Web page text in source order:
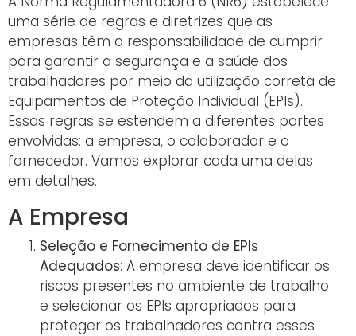
uma série de regras e diretrizes que as
empresas têm a responsabilidade de cumprir
para garantir a segurança e a saúde dos
trabalhadores por meio da utilização correta de
Equipamentos de Proteção Individual (EPIs).
Essas regras se estendem a diferentes partes
envolvidas: a empresa, o colaborador e o
fornecedor. Vamos explorar cada uma delas
em detalhes.
A Empresa
Seleção e Fornecimento de EPIs
Adequados: A empresa deve identificar os
riscos presentes no ambiente de trabalho
e selecionar os EPIs apropriados para
proteger os trabalhadores contra esses